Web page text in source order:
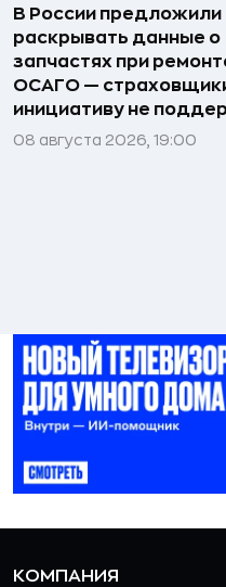
В России предложили
раскрывать данные о
запчастях при
ОСАГО —
инициативу не
08 августа 2026, 19:00
КОМПАНИЯ